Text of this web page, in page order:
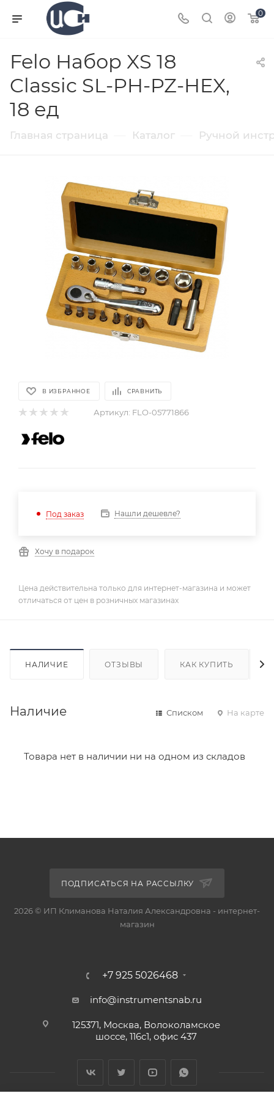
0
Felo Набор XS 18
Classic SL-PH-PZ-HEX,
18 ед
Главная страница Каталог Ручной
В ИЗБРАННОЕ СРАВНИТЬ
Артикул: FLO-05771866
Под заказ Нашли дешевле?
Хочу в подарок
Цена действительна только для интернет-магазина и может
отличаться от цен в розничных магазинах
НАЛИЧИЕ ОТЗЫВЫ КАК КУПИТЬ
Наличие Списком На карте
Товара нет в наличии ни на одном из складов
ПОДПИСАТЬСЯ НА РАССЫЛКУ
2026 © ИП Климанова Наталия Александровна - интернет-
магазин
+7 925 5026468
info@instrumentsnab.ru
125371, Москва, Волоколамское
шоссе, 116с1, офис 437